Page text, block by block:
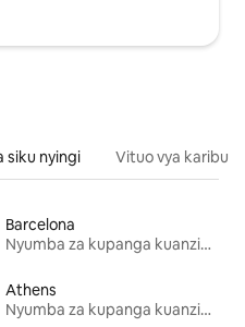
siku nyingi Vituo vya karibu
Barcelona
Nyumba za kupanga kuanzia mwezi mmoja
Athens
Nyumba za kupanga kuanzia mwezi mmoja